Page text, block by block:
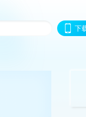
下